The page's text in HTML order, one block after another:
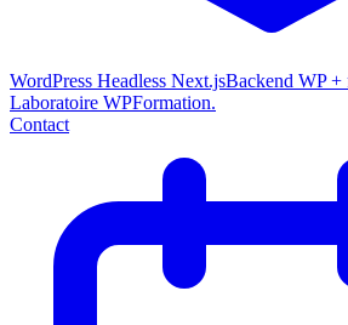
WordPress Headless Next.jsBackend WP +
Laboratoire WPFormation.
Contact